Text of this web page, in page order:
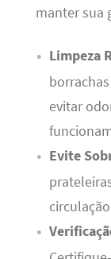
manter sua
Limpeza
evitar
Evite